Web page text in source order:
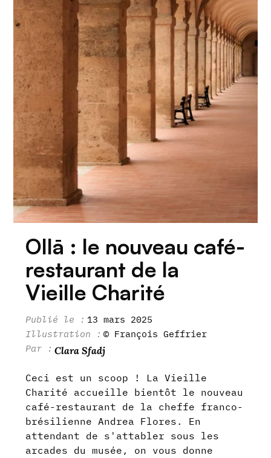
Ollā : le nouveau café-
restaurant de la
Vieille Charité
13 mars 2025
© François Geffrier
Clara Sfadj
Ceci est un scoop ! La Vieille
Charité accueille bientôt le nouveau
café-restaurant de la cheffe franco-
brésilienne Andrea Flores. En
attendant de s'attabler sous les
arcades du musée, on vous donne